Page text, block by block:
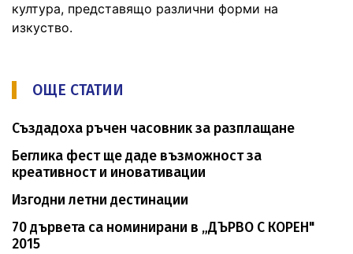
култура, представящо различни форми на
изкуство.
ОЩЕ СТАТИИ
Създадоха ръчен часовник за разплащане
Беглика фест ще даде възможност за
креативност и иновативации
Изгодни летни дестинации
70 дървета са номинирани в „ДЪРВО С КОРЕН"
2015